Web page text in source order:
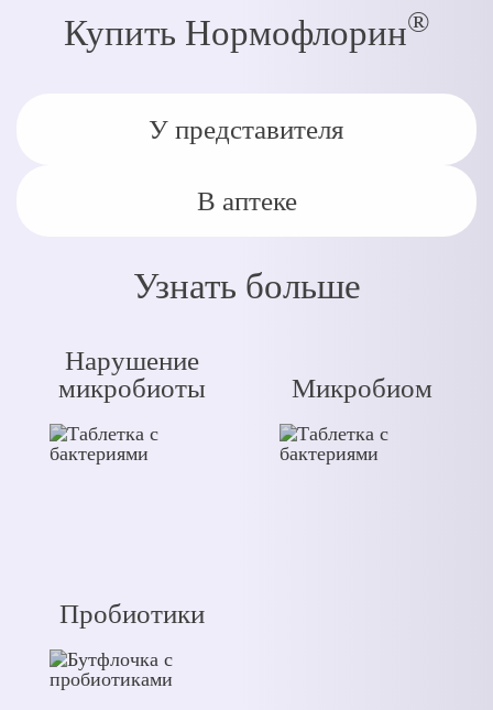
Купить Нормофлорин®
У представителя
В аптеке
Узнать больше
Нарушение
микробиоты
Микробиом
Пробиотики